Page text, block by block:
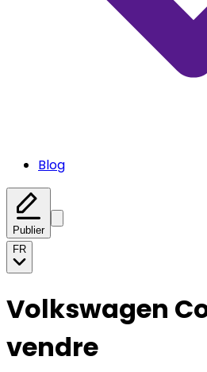
Blog
Publier
FR
Volkswagen
vendre